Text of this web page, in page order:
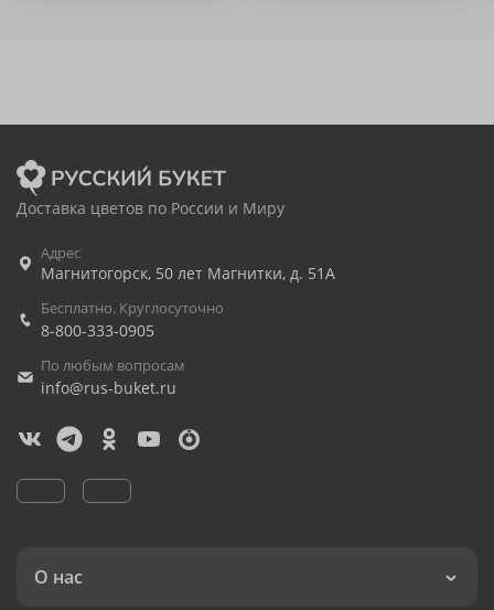
Доставка цветов по России и Миру
Адрес
Магнитогорск, 50 лет Магнитки, д. 51А
Бесплатно. Круглосуточно
8-800-333-0905
По любым вопросам
info@rus-buket.ru
О нас